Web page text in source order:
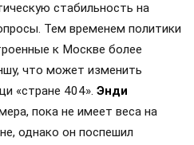
стабильность на
Тем временем политики
к Москве более
что может изменить
«стране 404». Энди
пока не имеет веса на
однако он поспешил